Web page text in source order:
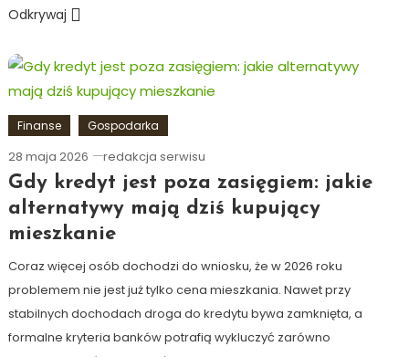
Odkrywaj
Finanse Gospodarka
28 maja 2026 redakcja serwisu
Gdy kredyt jest poza zasięgiem: jakie
alternatywy mają dziś kupujący
mieszkanie
Coraz więcej osób dochodzi do wniosku, że w 2026 roku
problemem nie jest już tylko cena mieszkania. Nawet przy
stabilnych dochodach droga do kredytu bywa zamknięta, a
formalne kryteria banków potrafią wykluczyć zarówno